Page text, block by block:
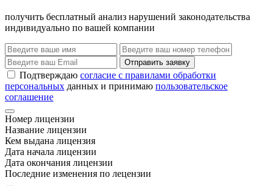
получить бесплатный анализ нарушений законодательства
индивидуально по вашей компании
Отправить заявку
Подтверждаю согласие с правилами обработки
персональных данных и принимаю пользовательское
соглашение
Номер лицензии
Название лицензии
Кем выдана лицензия
Дата начала лицензии
Дата окончания лицензии
Последние изменения по лецензии